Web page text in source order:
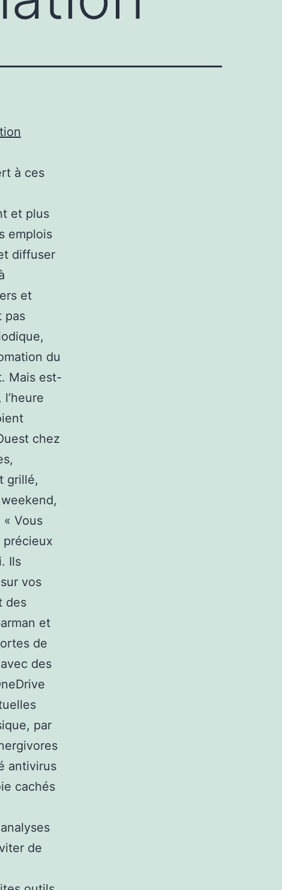
à ces
et plus
emplois
diffuser
et
pas
du
Mais est-
chez
grillé,
Vous
Ils
vos
des
et
de
des
par
antivirus
cachés
de